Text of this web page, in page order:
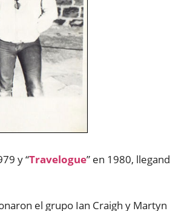
y “Travelogue” en 1980,
el grupo Ian Craigh y Martyn